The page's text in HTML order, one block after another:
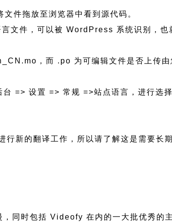
件拖放至浏览器中看到源代码。
件，可以被 WordPress 系统识别，也
，而 .po 为可编辑文件是否上传
=> 设置 => 常规 =>站点语言，进行选
新的翻译工作，所以请了解这是需要长
同时包括 Videofy 在内的一大批优秀的